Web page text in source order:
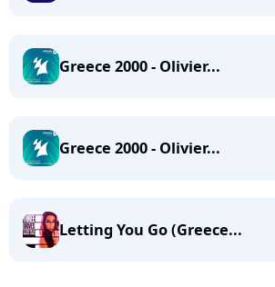
Greece 2000 - Olivier...
Greece 2000 - Olivier...
Letting You Go (Greece...